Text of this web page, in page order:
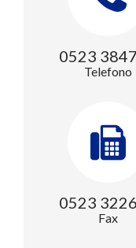
0523
Telefono
0523
Fax